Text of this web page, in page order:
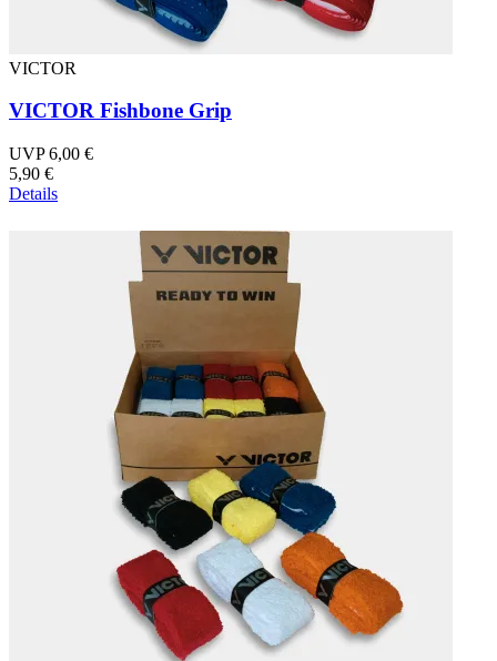
VICTOR
VICTOR Fishbone Grip
UVP 6,00 €
5,90 €
Details